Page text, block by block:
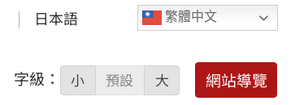
繁體中文
日本語
字級： 小 預設 大 網站導覽